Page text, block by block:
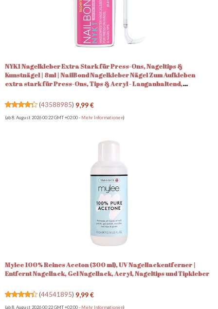
NYK1 Nagelkleber Extra Stark für Press-Ons, Nageltips &
Kunstnägel | 8ml | NailBond Nagelkleber Nägel Zum Aufkleben
extra stark für Press-Ons, Tips & Acryl - Langanhaltend,
(43588985) 9,99 €
(ab 8. August 2026 00:22 GMT +02:00 - Mehr Informationen)
Mylee 100% Reines Aceton (300 ml), UV Nagellackentferner |
Entfernt Nagellack, Gel Nagellack, Acryl, Nageltips und Tipkleber
(44541895) 9,99 €
(ab 8. August 2026 00:22 GMT +02:00 - Mehr Informationen)